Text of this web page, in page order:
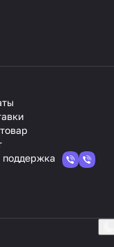
поддержка